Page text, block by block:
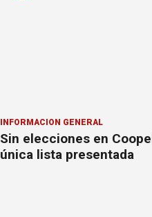
INFORMACION GENERAL
Sin elecciones en
única lista presentada